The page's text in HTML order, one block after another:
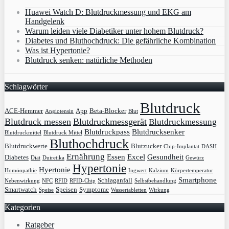
Huawei Watch D: Blutdruckmessung und EKG am
Handgelenk
Warum leiden viele Diabetiker unter hohem Blutdruck?
Diabetes und Bluthochdruck: Die gefährliche Kombination
Was ist Hypertonie?
Blutdruck senken: natürliche Methoden
Schlagwörter
ACE-Hemmer Angiotensin App Beta-Blocker Blut Blutdruck
Blutdruck messen Blutdruckmessgerät Blutdruckmessung
Blutdruckmittel Blutdruck Mittel Blutdruckpass Blutdrucksenker
Blutdruckwerte Bluthochdruck Blutzucker Chip-Implantat DASH
Diabetes Diät Duiretika Ernährung Essen Excel Gesundheit Gewürz
Homöopathie Hyertonie Hypertonie Ingwert Kalzium Körpertemperatur
Nebenwirkung NFC RFID RFID-Chip Schlaganfall Selbstbehandlung Smartphone
Smartwatch Speise Speisen Symptome Wassertabletten Wirkung
Kategorien
Ratgeber